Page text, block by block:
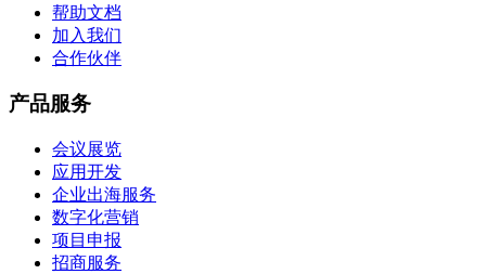
帮助文档
加入我们
合作伙伴
产品服务
会议展览
应用开发
企业出海服务
数字化营销
项目申报
招商服务